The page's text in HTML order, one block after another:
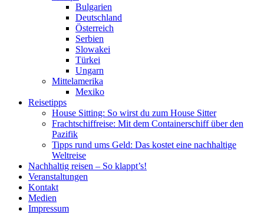
Bulgarien
Deutschland
Österreich
Serbien
Slowakei
Türkei
Ungarn
Mittelamerika
Mexiko
Reisetipps
House Sitting: So wirst du zum House Sitter
Frachtschiffreise: Mit dem Containerschiff über den
Pazifik
Tipps rund ums Geld: Das kostet eine nachhaltige
Weltreise
Nachhaltig reisen – So klappt’s!
Veranstaltungen
Kontakt
Medien
Impressum